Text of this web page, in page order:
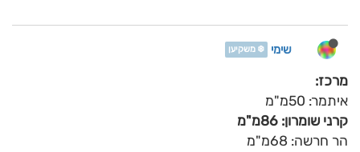
שימי ❄️ משקיען
מרכז:
איתמר: 50מ"מ
קרני שומרון: 86מ"מ
הר חרשה: 68מ"מ